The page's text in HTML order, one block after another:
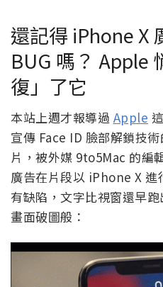
還記得 iPhone X
BUG 嗎？ Apple
復」了它
本站上週才報導過 Apple
宣傳 Face ID 臉部解鎖技
片，被外媒 9to5Mac 的編
廣告在片段以 iPhone X 進
有缺陷，文字比視窗還早
畫面破圖般：